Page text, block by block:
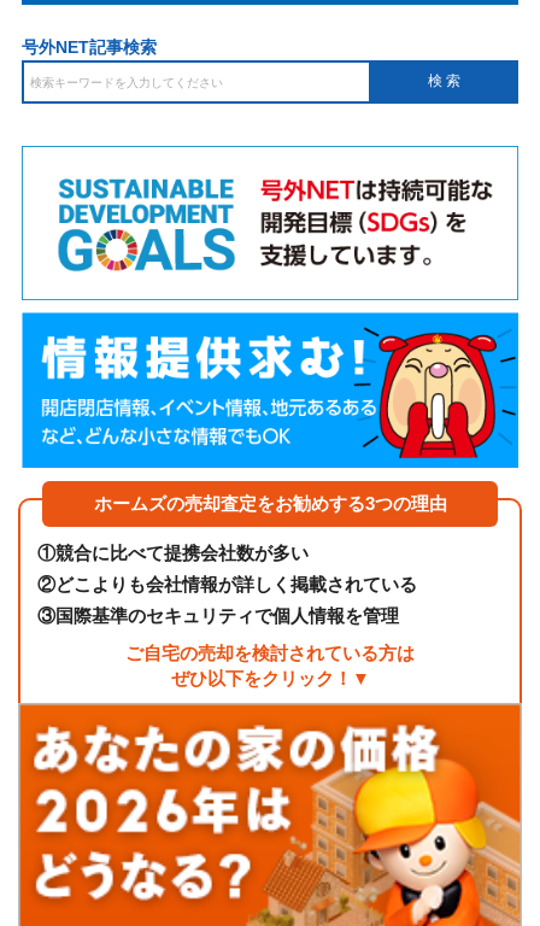
号外NET記事検索
ホームズの売却査定をお勧めする3つの理由
①競合に比べて提携会社数が多い
②どこよりも会社情報が詳しく掲載されている
③国際基準のセキュリティで個人情報を管理
ご自宅の売却を検討されている方は
ぜひ以下をクリック！▼